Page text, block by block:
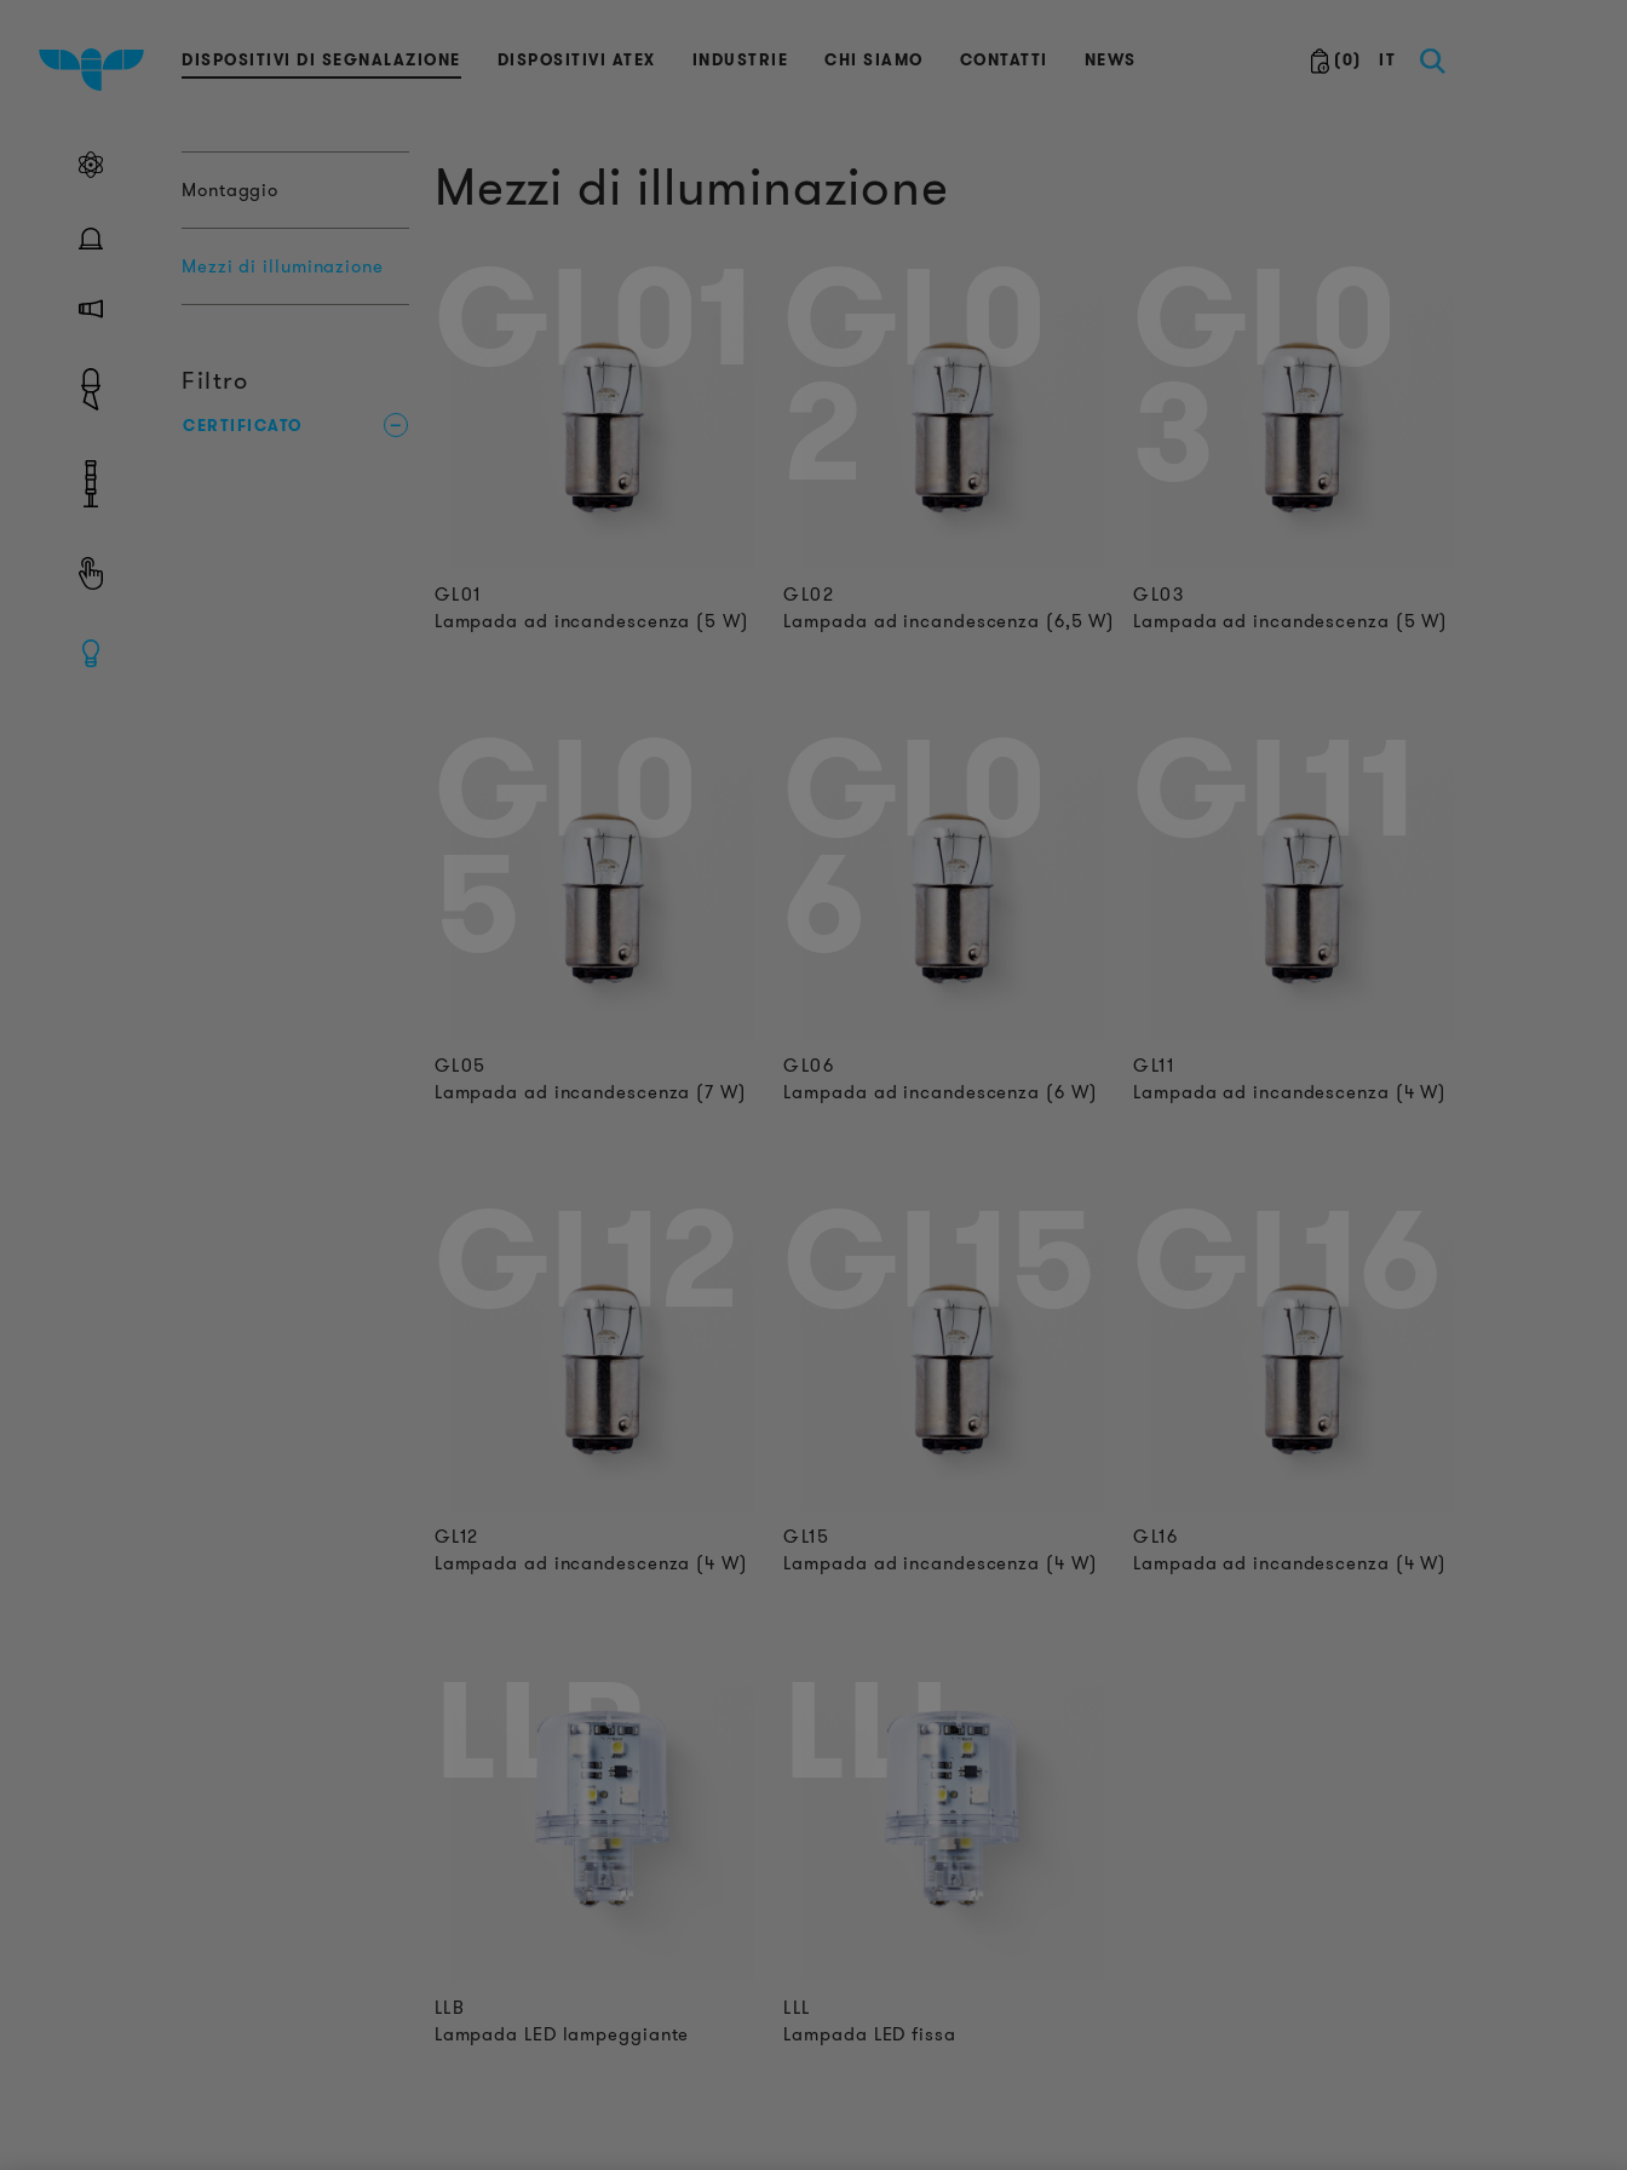
(0) IT
DISPOSITIVI DI SEGNALAZIONE DISPOSITIVI ATEX INDUSTRIE CHI SIAMO CONTATTI NEWS
Montaggio
Mezzi di illuminazione
Filtro
CERTIFICATO
Mezzi di illuminazione
GL01
GL01
Lampada ad incandescenza (5 W)
GL0
GL02
Lampada ad incandescenza (6,5 W)
GL0
GL03
Lampada ad incandescenza (5 W)
GL0
GL05
Lampada ad incandescenza (7 W)
GL0
GL06
Lampada ad incandescenza (6 W)
GL11
GL11
Lampada ad incandescenza (4 W)
GL12
GL12
Lampada ad incandescenza (4 W)
GL15
GL15
Lampada ad incandescenza (4 W)
GL16
GL16
Lampada ad incandescenza (4 W)
LLB
LLB
Lampada LED lampeggiante
LLL
LLL
Lampada LED fissa